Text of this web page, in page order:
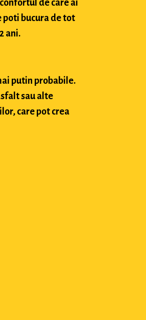
de care ai
poti bucura de tot
ani.
putin probabile.
sau alte
care pot crea